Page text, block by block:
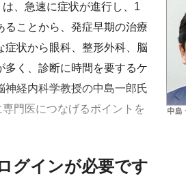
、急速に症状が進行し、1
ることから、発症早期の治療
症状から眼科、整形外科、脳
く、診断に時間を要するケ
神経内科学教授の中島一郎氏
門医につなげるポイントを
グインが必要です